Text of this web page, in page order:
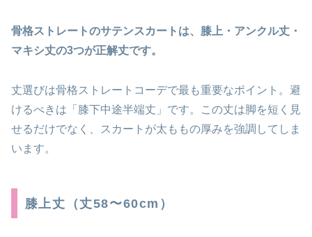
骨格ストレートのサテンスカートは、膝上・アンクル丈・
マキシ丈の3つが正解丈です。
丈選びは骨格ストレートコーデで最も重要なポイント。避
けるべきは「膝下中途半端丈」です。この丈は脚を短く見
せるだけでなく、スカートが太ももの厚みを強調してしま
います。
膝上丈（丈58〜60cm）